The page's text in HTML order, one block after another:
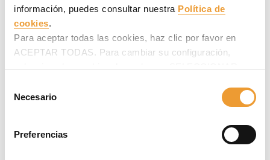
información, puedes consultar nuestra Política de
cookies.
Para aceptar todas las cookies, haz clic por favor en
ACEPTAR TODAS. Para cambiar su configuración,
selecciona las cookies deseadas en SELECCIONAR
después.
Necesario
Preferencias
La torre ha sido diseñada para ser un edificio
incorpora estrategias sostenibles como: eficiencia en
consumo de agua, eficiencia energética, selección de
o ver el